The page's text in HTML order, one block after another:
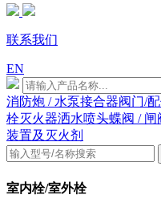
联系我们
EN
消防炮 / 水泵接合器阀门/
栓灭火器洒水喷头蝶阀 / 闸
装置及灭火剂
室内栓/室外栓